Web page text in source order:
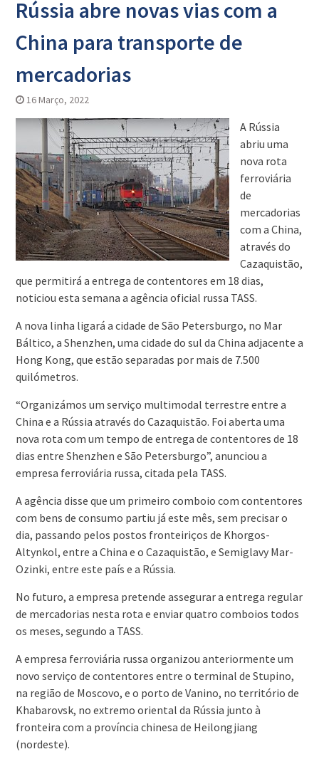
Rússia abre novas vias com a
China para transporte de
mercadorias
16 Março, 2022
A Rússia
abriu uma
nova rota
ferroviária
de
mercadorias
com a China,
através do
Cazaquistão,
que permitirá a entrega de contentores em 18 dias,
noticiou esta semana a agência oficial russa TASS.
A nova linha ligará a cidade de São Petersburgo, no Mar
Báltico, a Shenzhen, uma cidade do sul da China adjacente a
Hong Kong, que estão separadas por mais de 7.500
quilómetros.
“Organizámos um serviço multimodal terrestre entre a
China e a Rússia através do Cazaquistão. Foi aberta uma
nova rota com um tempo de entrega de contentores de 18
dias entre Shenzhen e São Petersburgo”, anunciou a
empresa ferroviária russa, citada pela TASS.
A agência disse que um primeiro comboio com contentores
com bens de consumo partiu já este mês, sem precisar o
dia, passando pelos postos fronteiriços de Khorgos-
Altynkol, entre a China e o Cazaquistão, e Semiglavy Mar-
Ozinki, entre este país e a Rússia.
No futuro, a empresa pretende assegurar a entrega regular
de mercadorias nesta rota e enviar quatro comboios todos
os meses, segundo a TASS.
A empresa ferroviária russa organizou anteriormente um
novo serviço de contentores entre o terminal de Stupino,
na região de Moscovo, e o porto de Vanino, no território de
Khabarovsk, no extremo oriental da Rússia junto à
fronteira com a província chinesa de Heilongjiang
(nordeste).